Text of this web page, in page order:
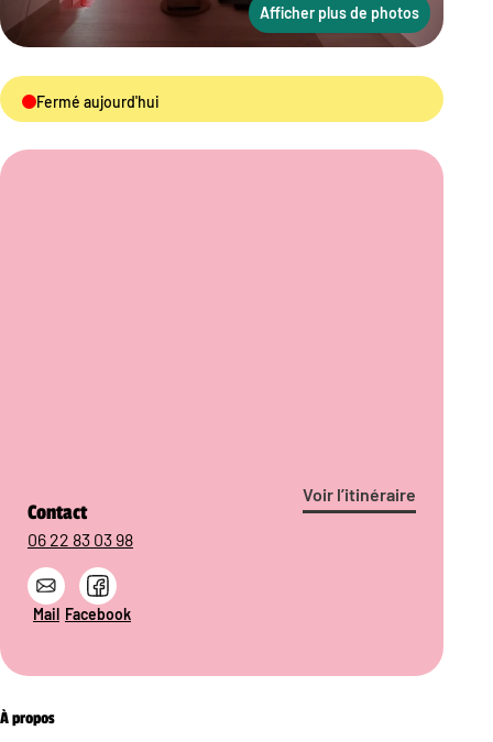
Afficher plus de photos
Fermé aujourd'hui
Voir l’itinéraire
Contact
06 22 83 03 98
Mail Facebook
À propos